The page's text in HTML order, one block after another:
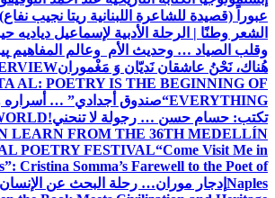
عبوراً (قصيدة للشاعرة اللبنانية ريتا نجيب نفاع)
الشعر وطنًا | الرحلة الأدبية لإسماعيل دياديه
وقلب الصياد … وحديث الأم وعالم المفاهيم
هُناك، نَحْنُ عاشقان نَديّان وَ مَغْموران
AL: POETRY IS THE BEGINNING OF
EVERYTHING“صندوق أجدادي” … أسراره
تكتب: حسام حسن … رجولة لا تنحني!
LEARN FROM THE 36TH MEDELLÍN
POETRY FESTIVAL“Come Visit Me in
Cristina Somma’s Farewell to the Poet of
Naples إدجار موران… رحلة البحث عن الإنسان